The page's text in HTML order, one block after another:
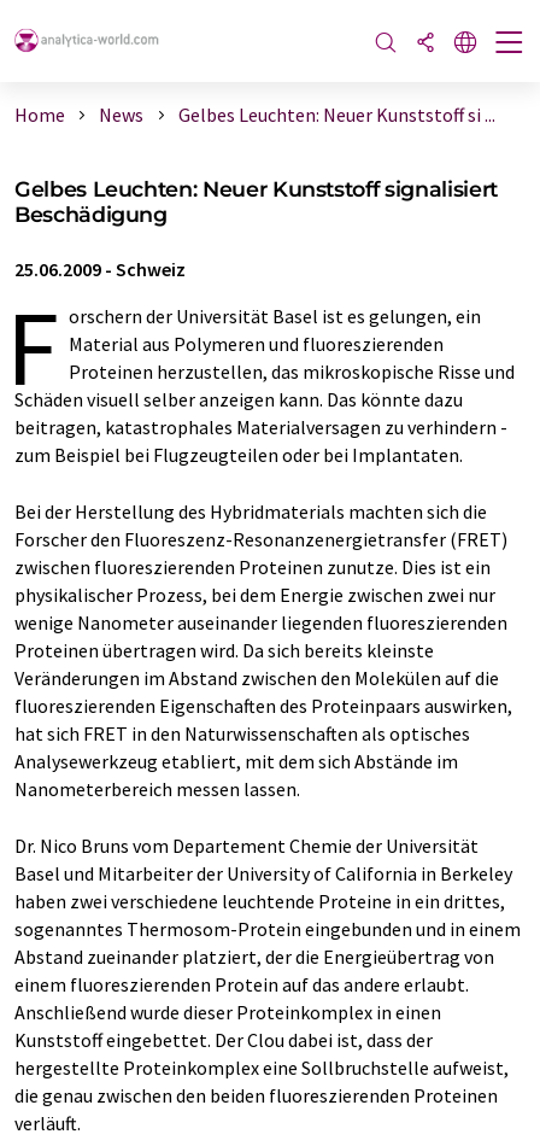
Home News Gelbes Leuchten: Neuer Kunststoff si ...
Gelbes Leuchten: Neuer Kunststoff signalisiert
Beschädigung
25.06.2009 - Schweiz
F orschern der Universität Basel ist es gelungen, ein
Material aus Polymeren und fluoreszierenden
Proteinen herzustellen, das mikroskopische Risse und
Schäden visuell selber anzeigen kann. Das könnte dazu
beitragen, katastrophales Materialversagen zu verhindern -
zum Beispiel bei Flugzeugteilen oder bei Implantaten.
Bei der Herstellung des Hybridmaterials machten sich die
Forscher den Fluoreszenz-Resonanzenergietransfer (FRET)
zwischen fluoreszierenden Proteinen zunutze. Dies ist ein
physikalischer Prozess, bei dem Energie zwischen zwei nur
wenige Nanometer auseinander liegenden fluoreszierenden
Proteinen übertragen wird. Da sich bereits kleinste
Veränderungen im Abstand zwischen den Molekülen auf die
fluoreszierenden Eigenschaften des Proteinpaars auswirken,
hat sich FRET in den Naturwissenschaften als optisches
Analysewerkzeug etabliert, mit dem sich Abstände im
Nanometerbereich messen lassen.
Dr. Nico Bruns vom Departement Chemie der Universität
Basel und Mitarbeiter der University of California in Berkeley
haben zwei verschiedene leuchtende Proteine in ein drittes,
sogenanntes Thermosom-Protein eingebunden und in einem
Abstand zueinander platziert, der die Energieübertrag von
einem fluoreszierenden Protein auf das andere erlaubt.
Anschließend wurde dieser Proteinkomplex in einen
Kunststoff eingebettet. Der Clou dabei ist, dass der
hergestellte Proteinkomplex eine Sollbruchstelle aufweist,
die genau zwischen den beiden fluoreszierenden Proteinen
verläuft.